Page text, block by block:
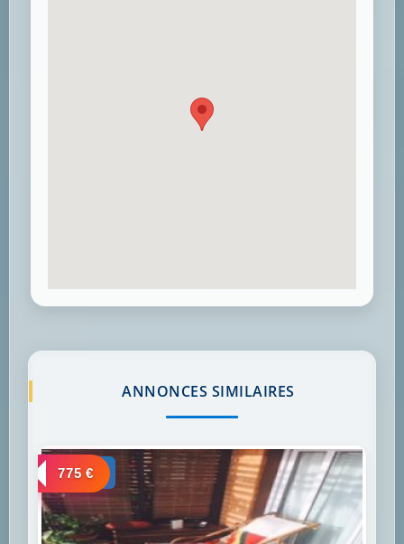
ANNONCES SIMILAIRES
a louer
775 €